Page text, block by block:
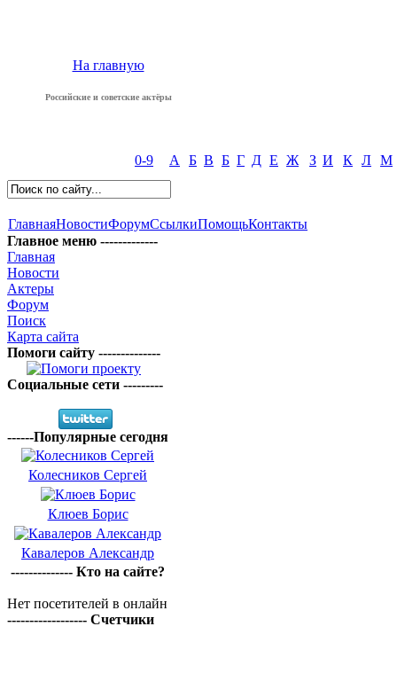
На главную
Российские и советские актёры
0-9 А Б В Б Г Д Е Ж З И К Л М
ГлавнаяНовостиФорумСсылкиПомощьКонтакты
Главное меню -------------
Главная
Новости
Актеры
Форум
Поиск
Карта сайта
Помоги сайту --------------
Социальные сети ---------
------Популярные сегодня
Колесников Сергей
Клюев Борис
Кавалеров Александр
-------------- Кто на сайте?
Нет посетителей в онлайн
------------------ Счетчики